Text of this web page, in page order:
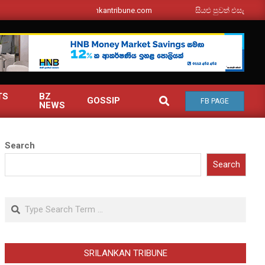
srilankantribune.com සියළු පුවත් එසැනින් ඔබ
BZ
NEWS
GOSSIP SEARCH
FB PAGE
Search
Search
Search
SRILANKAN TRIBUNE